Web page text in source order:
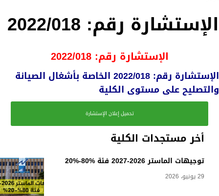
أخر مستجدات الكلية
توجيهات الماستر 2026-2027 فئة %80-%20
29 يونيو، 2026
الإستشارة رقم: 2022/018
الإستشارة رقم: 2022/018
الإستشارة رقم: 2022/018 الخاصة بأشغال الصيانة
والتصليح على مستوى الكلية
تحميل إعلان الإستشارة